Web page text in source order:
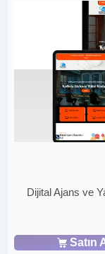
Dijital Ajans ve
Satın